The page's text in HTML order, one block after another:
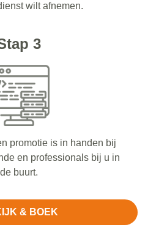
wilt afnemen.
3
promotie is in handen bij
en professionals bij u in
de buurt.
& BOEK